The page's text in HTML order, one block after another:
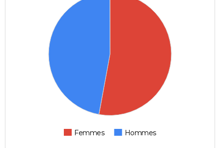
Femmes Hommes